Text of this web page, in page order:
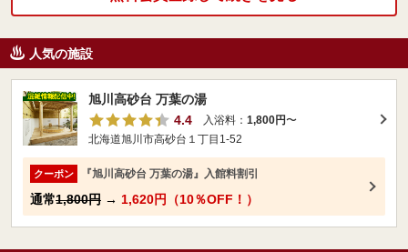
人気の施設
旭川高砂台 万葉の湯
4.4
入浴料： 1,800円〜
北海道旭川市高砂台１丁目1-52
クーポン 『旭川高砂台 万葉の湯』入館料割引
通常1,800円 → 1,620円（10％OFF！）